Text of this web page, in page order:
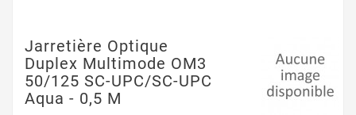
Jarretière Optique
Duplex Multimode OM3
50/125 SC-UPC/SC-UPC
Aqua - 0,5 M